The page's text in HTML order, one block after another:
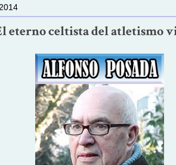
eterno celtista del atletismo